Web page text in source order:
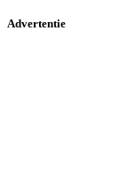
Advertentie